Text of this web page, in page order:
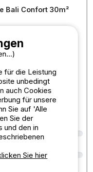
Bali Confort 30m²
im Detail
für die Leistung
unbedingt
auch Cookies
für unsere
Sie auf 'Alle
Sie der
und den in
Sie hier